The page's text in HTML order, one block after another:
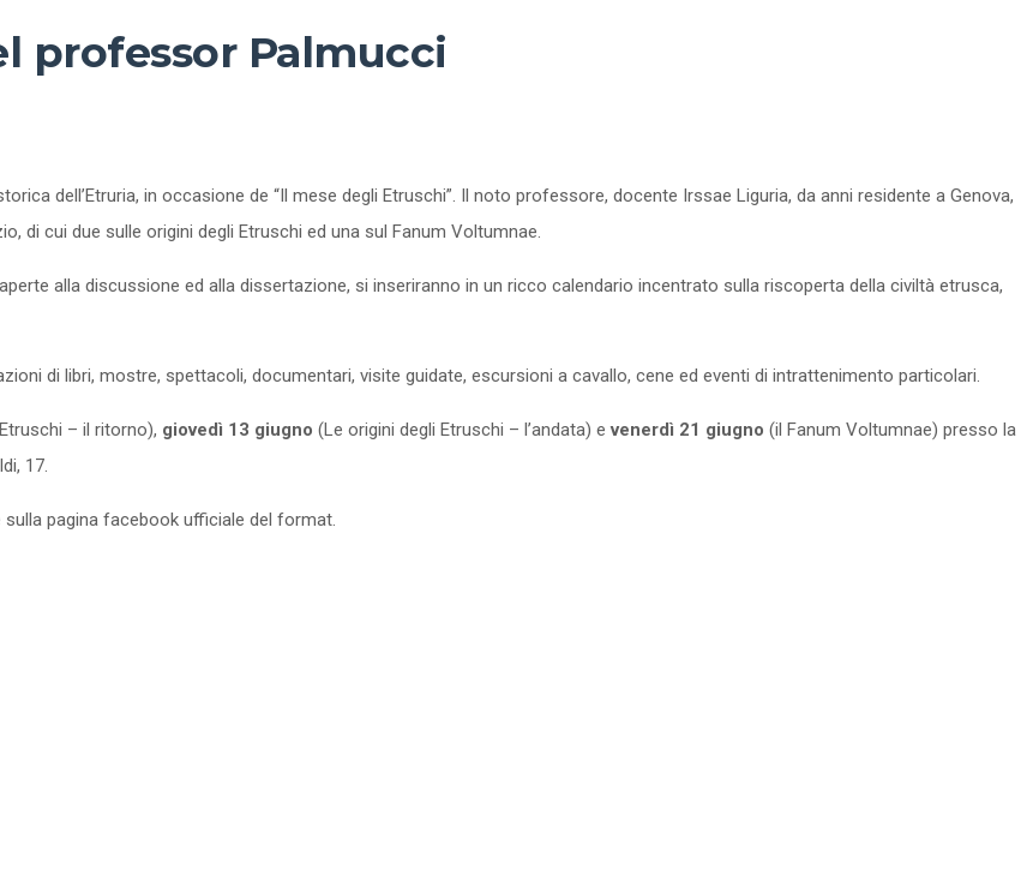
professor Palmucci
dell’Etruria, in occasione de “Il mese degli Etruschi”. Il noto professore, docente Irssae Liguria, da anni residente a Genova,
di cui due sulle origini degli Etruschi ed una sul Fanum Voltumnae.
alla discussione ed alla dissertazione, si inseriranno in un ricco calendario incentrato sulla riscoperta della civiltà etrusca,
di libri, mostre, spettacoli, documentari, visite guidate, escursioni a cavallo, cene ed eventi di intrattenimento particolari.
– il ritorno), giovedì 13 giugno (Le origini degli Etruschi – l’andata) evenerdì 21 giugno (il Fanum Voltumnae) presso la
17.
pagina facebook ufficiale del format.